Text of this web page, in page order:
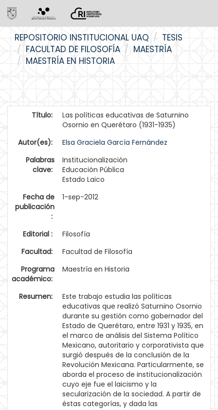
navigation
REPOSITORIO INSTITUCIONAL UAQ
TESIS
FACULTAD DE FILOSOFÍA
MAESTRÍA
MAESTRÍA EN HISTORIA
Título:
Las políticas educativas de Saturnino
Osornio en Querétaro (1931-1935)
Autor(es):
Elsa Graciela García Fernández
Palabras
clave:
Institucionalización
Educación Pública
Estado Laico
Fecha de
publicación
:
1-sep-2012
Editorial :
Filosofía
Facultad:
Facultad de Filosofía
Programa
académico:
Maestría en Historia
Resumen:
Este trabajo estudia las políticas
educativas que realizó Saturnino Osornio
durante su gestión como gobernador del
Estado de Querétaro, entre 1931 y 1935, en
el marco de análisis del Sistema Político
Mexicano, autoritario y corporativista que
surgió después de la conclusión de la
Revolución Mexicana. Particularmente, se
aborda el proceso de institucionalización
cuyo eje fue el laicismo y la
secularización de la sociedad. A partir de
éstas categorías, y dada las